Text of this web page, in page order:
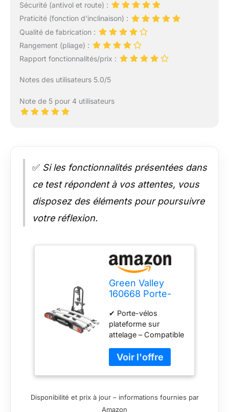
Sécurité (antivol et route) :
Praticité (fonction d’inclinaison) :
Qualité de fabrication :
Rangement (pliage) :
Rapport fonctionnalités/prix :
Notes des utilisateurs 5.0/5
Note de 5 pour 4 utilisateurs
✅ Si les fonctionnalités présentées dans
ce test répondent à vos attentes, vous
disposez des éléments pour poursuivre
votre réflexion.
Green Valley
160668 Porte-
sur Attelage
Voiture Tilting – 3
Vélos Classiques
(2 Électriques
VAE Max) –
Pliable, Inclinable
& Sécurisé -
✔ Porte-vélos
plateforme sur
attelage – Compatible
(VAE) Ce porte-vélos
plateforme sur
attelage permet de
vélos classiques ou 2
vélos électriques
Disponibilité et prix à jour – informations fournies par
Amazon